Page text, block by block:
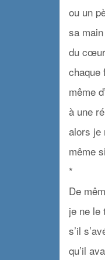
ou un
sa
du
chaque
même
à une
alors je
même
*
De
je ne le
s’il
qu’il